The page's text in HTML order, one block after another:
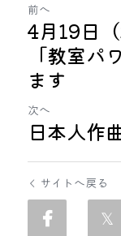
前へ
4月19日
「教室パ
ます
次へ
日本人作
サイトへ戻る